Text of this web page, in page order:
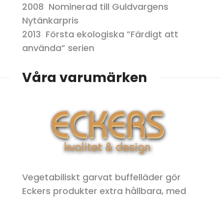
2008 Nominerad till Guldvargens
Nytänkarpris
2013 Första ekologiska ”Färdigt att
använda” serien
Våra varumärken
Vegetabiliskt garvat buffelläder gör
Eckers produkter extra hållbara, med